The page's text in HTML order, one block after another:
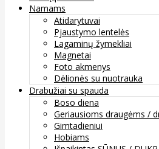
Namams
Atidarytuvai
Pjaustymo lentelės
Lagaminų žymekliai
Magnetai
Foto akmenys
Dėlionės su nuotrauka
Drabužiai su spauda
Boso diena
Geriausioms draugėms /
Gimtadieniui
Hobiams